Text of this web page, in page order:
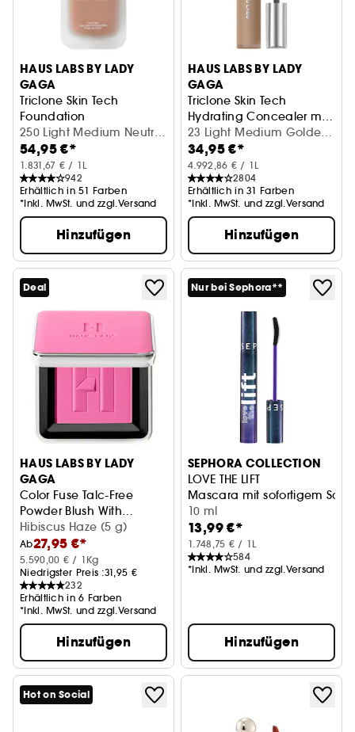
HAUS LABS BY LADY
GAGA
Triclone Skin Tech
Foundation
Mittlere Deckkraft mit fermentierter Arnika
250 Light Medium Neutral
(30 ml)
54,95 €*
1.831,67 € / 1L
942
Erhältlich in 51 Farben
*Inkl. MwSt. und zzgl.Versand
Hinzufügen
HAUS LABS BY LADY
GAGA
Triclone Skin Tech
Hydrating Concealer mit
fermentierter Arnika
Concealer
23 Light Medium Golden
(7 ml)
34,95 €*
4.992,86 € / 1L
2804
Erhältlich in 31 Farben
*Inkl. MwSt. und zzgl.Versand
Hinzufügen
Deal
HAUS LABS BY LADY
GAGA
Color Fuse Talc-Free
Powder Blush With
Fermented Arnica
Blush-Puder
Hibiscus Haze (5 g)
Ab27,95 €*
5.590,00 € / 1Kg
Niedrigster Preis :31,95 €
232
Erhältlich in 6 Farben
*Inkl. MwSt. und zzgl.Versand
Hinzufügen
Nur bei Sephora**
SEPHORA COLLECTION
LOVE THE LIFT
Mascara mit sofortigem
10 ml
13,99 €*
1.748,75 € / 1L
584
*Inkl. MwSt. und zzgl.Versand
Hinzufügen
Hot on Social